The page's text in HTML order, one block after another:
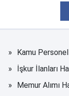
Kamu
İşkur İlanları
Memur Alımı